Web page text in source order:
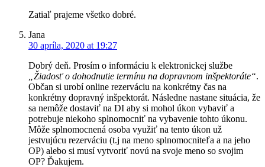
Zatiaľ prajeme všetko dobré.
Jana
30 apríla, 2020 at 19:27
Dobrý deň. Prosím o informáciu k elektronickej službe
„Žiadosť o dohodnutie termínu na dopravnom inšpektoráte“.
Občan si urobí online rezerváciu na konkrétny čas na
konkrétny dopravný inšpektorát. Následne nastane situácia, že
sa nemôže dostaviť na DI aby si mohol úkon vybaviť a
potrebuje niekoho splnomocniť na vybavenie tohto úkonu.
Môže splnomocnená osoba využiť na tento úkon už
jestvujúcu rezerváciu (t.j na meno splnomocniteľa a na jeho
OP) alebo si musí vytvoriť novú na svoje meno so svojim
OP? Ďakujem.